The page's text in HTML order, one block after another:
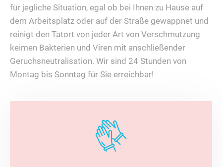
für jegliche Situation, egal ob bei Ihnen zu Hause auf
dem Arbeitsplatz oder auf der Straße gewappnet und
reinigt den Tatort von jeder Art von Verschmutzung
keimen Bakterien und Viren mit anschließender
Geruchsneutralisation. Wir sind 24 Stunden von
Montag bis Sonntag für Sie erreichbar!